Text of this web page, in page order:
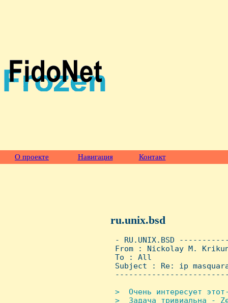
О проекте Навигация Контакт
ru.unix.bsd
- RU.UNIX.BSD
From : Nickolay M.
To : All
Subject : Re: ip
>  Очень интеpесует
>  Задача тpивиальна -